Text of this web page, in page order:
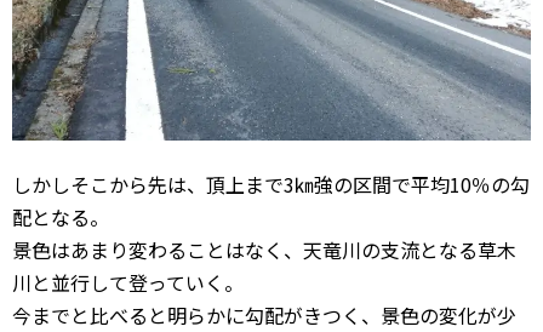
しかしそこから先は、頂上まで3㎞強の区間で平均10％の勾
配となる。
景色はあまり変わることはなく、天竜川の支流となる草木
川と並行して登っていく。
今までと比べると明らかに勾配がきつく、景色の変化が少